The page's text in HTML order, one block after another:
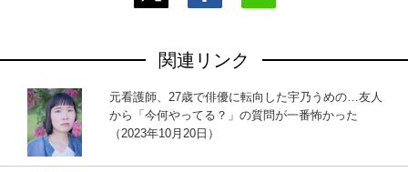
関連リンク
元看護師、27歳で俳優に転向した宇乃うめの…友人
から「今何やってる？」の質問が一番怖かった
（2023年10月20日）